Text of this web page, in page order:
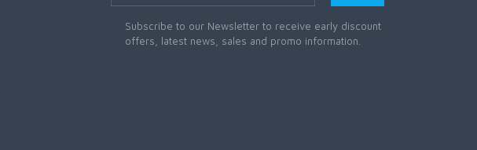
Subscribe to our Newsletter to receive early discount
offers, latest news, sales and promo information.